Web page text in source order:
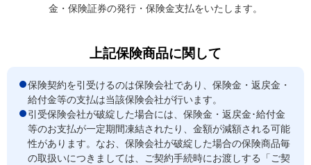
金・保険証券の発行・保険金支払をいたします。
上記保険商品に関して
保険契約を引受けるのは保険会社であり、保険金・返戻金・
給付金等の支払は当該保険会社が行います。
引受保険会社が破綻した場合には、保険金・返戻金･給付金
等のお支払が一定期間凍結されたり、金額が減額される可能
性があります。なお、保険会社が破綻した場合の保険商品毎
の取扱いにつきましては、ご契約手続時にお渡しする「ご契